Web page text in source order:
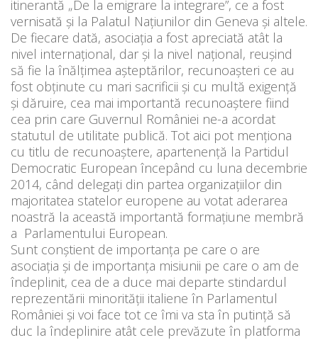
itinerantă „De la emigrare la integrare”, ce a fost
vernisată și la Palatul Națiunilor din Geneva și altele.
De fiecare dată, asociația a fost apreciată atât la
nivel internațional, dar și la nivel național, reușind
să fie la înălțimea așteptărilor, recunoașteri ce au
fost obținute cu mari sacrificii și cu multă exigență
și dăruire, cea mai importantă recunoaștere fiind
cea prin care Guvernul României ne-a acordat
statutul de utilitate publică. Tot aici pot menționa
cu titlu de recunoaștere, apartenență la Partidul
Democratic European începând cu luna decembrie
2014, când delegați din partea organizațiilor din
majoritatea statelor europene au votat aderarea
noastră la această importantă formațiune membră
a Parlamentului European.
Sunt conștient de importanța pe care o are
asociația și de importanța misiunii pe care o am de
îndeplinit, cea de a duce mai departe stindardul
reprezentării minorității italiene în Parlamentul
României și voi face tot ce îmi va sta în putință să
duc la îndeplinire atât cele prevăzute în platforma